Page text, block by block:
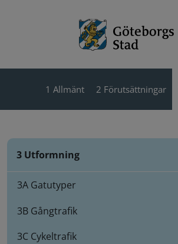
1 Allmänt 2 Förutsättningar
3 Utformning
3A Gatutyper
3B Gångtrafik
3C Cykeltrafik